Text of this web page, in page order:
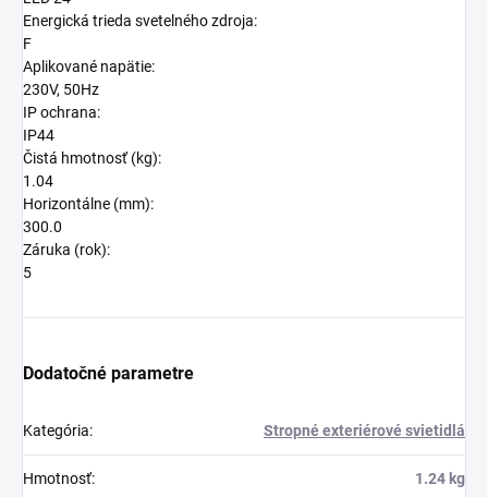
Energická trieda svetelného zdroja:
F
Aplikované napätie:
230V, 50Hz
IP ochrana:
IP44
Čistá hmotnosť (kg):
1.04
Horizontálne (mm):
300.0
Záruka (rok):
5
Dodatočné parametre
Kategória: Stropné exteriérové svietidlá
Hmotnosť: 1.24 kg